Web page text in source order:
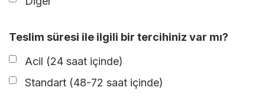
Teslim süresi ile ilgili bir tercihiniz var mı?
Acil (24 saat içinde)
Standart (48-72 saat içinde)